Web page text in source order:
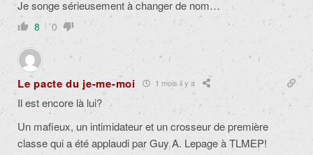
Je songe sérieusement à changer de nom…
8 0
Le pacte du je-me-moi 1 mois il y a
Il est encore là lui?
Un mafieux, un intimidateur et un crosseur de première
classe qui a été applaudi par Guy A. Lepage à TLMEP!